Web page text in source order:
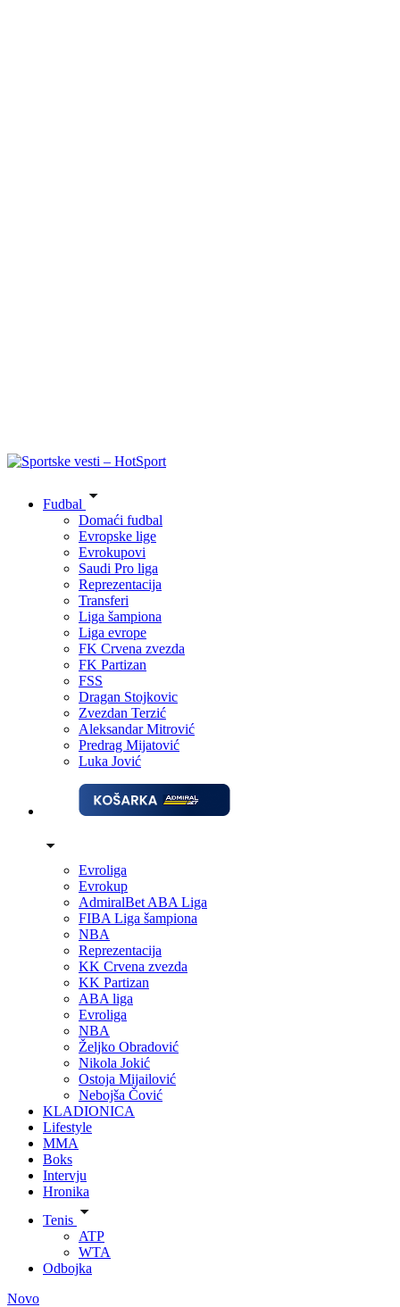
Fudbal
Domaći fudbal
Evropske lige
Evrokupovi
Saudi Pro liga
Reprezentacija
Transferi
Liga šampiona
Liga evrope
FK Crvena zvezda
FK Partizan
FSS
Dragan Stojkovic
Zvezdan Terzić
Aleksandar Mitrović
Predrag Mijatović
Luka Jović
Evroliga
Evrokup
AdmiralBet ABA Liga
FIBA Liga šampiona
NBA
Reprezentacija
KK Crvena zvezda
KK Partizan
ABA liga
Evroliga
NBA
Željko Obradović
Nikola Jokić
Ostoja Mijailović
Nebojša Čović
KLADIONICA
Lifestyle
MMA
Boks
Intervju
Hronika
Tenis
ATP
WTA
Odbojka
Novo